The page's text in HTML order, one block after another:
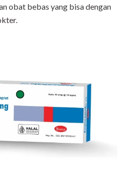
obat bebas yang bisa dengan